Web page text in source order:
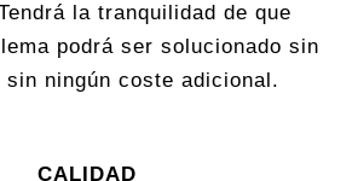
la tranquilidad de que
podrá ser solucionado sin
ningún coste adicional.
CALIDAD